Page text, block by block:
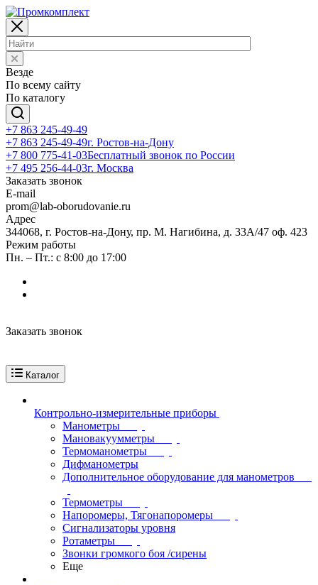
Везде
По всему сайту
По каталогу
+7 863 245-49-49
+7 863 245-49-49г. Ростов-на-Дону
+7 800 775-41-03Бесплатный звонок по России
+7 495 256-44-03г. Москва
Заказать звонок
E-mail
prom@lab-oborudovanie.ru
Адрес
344068, г. Ростов-на-Дону, пр. М. Нагибина, д. 33А/47 оф. 423
Режим работы
Пн. – Пт.: с 8:00 до 17:00
Заказать звонок
Каталог
Контрольно-измерительные приборы
Манометры
Мановакуумметры
Термоманометры
Дифманометры
Дополнительное оборудование для манометров
Термометры
Напоромеры, Тягонапоромеры
Сигнализаторы уровня
Ротаметры
Звонки громкого боя /сирены
Еще